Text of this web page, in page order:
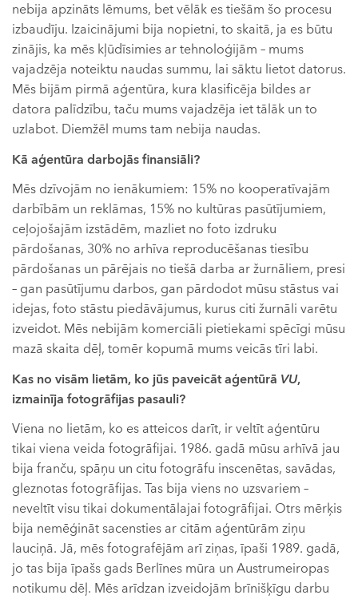
nebija apzināts lēmums, bet vēlāk es tiešām šo procesu
izbaudīju. Izaicinājumi bija nopietni, to skaitā, ja es būtu
zinājis, ka mēs kļūdīsimies ar tehnoloģijām – mums
vajadzēja noteiktu naudas summu, lai sāktu lietot datorus.
Mēs bijām pirmā aģentūra, kura klasificēja bildes ar
datora palīdzību, taču mums vajadzēja iet tālāk un to
uzlabot. Diemžēl mums tam nebija naudas.
Kā aģentūra darbojās finansiāli?
Mēs dzīvojām no ienākumiem: 15% no kooperatīvajām
darbībām un reklāmas, 15% no kultūras pasūtījumiem,
ceļojošajām izstādēm, mazliet no foto izdruku
pārdošanas, 30% no arhīva reproducēšanas tiesību
pārdošanas un pārējais no tiešā darba ar žurnāliem, presi
– gan pasūtījumu darbos, gan pārdodot mūsu stāstus vai
idejas, foto stāstu piedāvājumus, kurus citi žurnāli varētu
izveidot. Mēs nebijām komerciāli pietiekami spēcīgi mūsu
mazā skaita dēļ, tomēr kopumā mums veicās tīri labi.
Kas no visām lietām, ko jūs paveicāt aģentūrā VU,
izmainīja fotogrāfijas pasauli?
Viena no lietām, ko es atteicos darīt, ir veltīt aģentūru
tikai viena veida fotogrāfijai. 1986. gadā mūsu arhīvā jau
bija franču, spāņu un citu fotogrāfu inscenētas, savādas,
gleznotas fotogrāfijas. Tas bija viens no uzsvariem –
neveltīt visu tikai dokumentālajai fotogrāfijai. Otrs mērķis
bija nemēģināt sacensties ar citām aģentūrām ziņu
lauciņā. Jā, mēs fotografējām arī ziņas, īpaši 1989. gadā,
jo tas bija īpašs gads Berlīnes mūra un Austrumeiropas
notikumu dēļ. Mēs arīdzan izveidojām brīnišķīgu darbu